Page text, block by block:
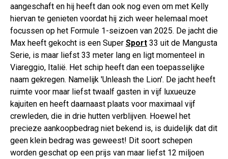
aangeschaft en hij heeft dan ook nog even om met Kelly
hiervan te genieten voordat hij zich weer helemaal moet
focussen op het Formule 1-seizoen van 2025. De jacht die
Max heeft gekocht is een Super Sport 33 uit de Mangusta
Serie, is maar liefst 33 meter lang en ligt momenteel in
Viareggio, Italië. Het schip heeft dan een toepasselijke
naam gekregen. Namelijk 'Unleash the Lion'. De jacht heeft
ruimte voor maar liefst twaalf gasten in vijf luxueuze
kajuiten en heeft daarnaast plaats voor maximaal vijf
crewleden, die in drie hutten verblijven. Hoewel het
precieze aankoopbedrag niet bekend is, is duidelijk dat dit
geen klein bedrag was geweest! Dit soort schepen
worden geschat op een prijs van maar liefst 12 miljoen